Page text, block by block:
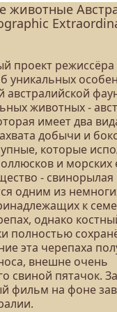
животные
проект
уникальных
австралийской
животных -
имеет два
добычи и
которые
и морских
- свинорылая
одним из
к
однако
полностью
эта черепаха
внешне очень
свиной пятачок.
фильм на фоне